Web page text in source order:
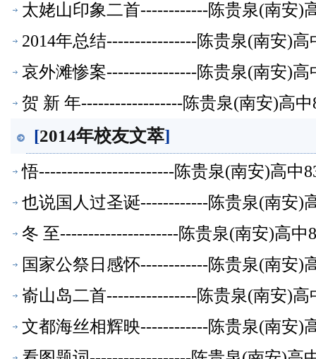
太姥山印象二首------------陈贵泉(南安)
2014年总结----------------陈贵泉(南安)
哀外滩惨案----------------陈贵泉(南安)高
贺 新 年------------------陈贵泉(南安)高
[2014年校友文萃]
悟------------------------陈贵泉(南安)高中
也说国人过圣诞------------陈贵泉(南安)
冬 至---------------------陈贵泉(南安)高中
国家公祭日感怀------------陈贵泉(南安)
嵛山岛二首----------------陈贵泉(南安)高
文都海丝相辉映------------陈贵泉(南安)